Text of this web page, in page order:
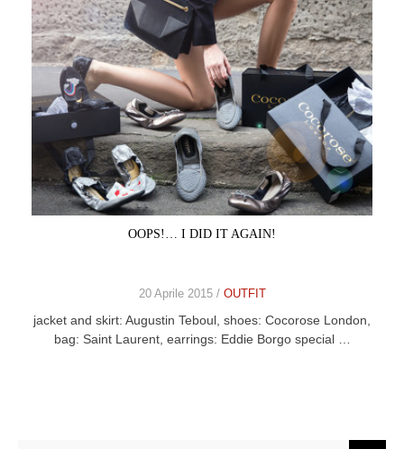
OOPS!… I DID IT AGAIN!
20 Aprile 2015 / OUTFIT
jacket and skirt: Augustin Teboul, shoes: Cocorose London,
bag: Saint Laurent, earrings: Eddie Borgo special …